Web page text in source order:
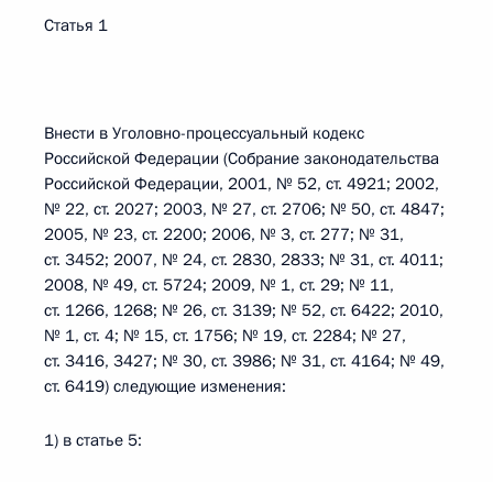
Статья 1
Внести в Уголовно-процессуальный кодекс
Российской Федерации (Собрание законодательства
Российской Федерации, 2001, № 52, ст. 4921; 2002,
№ 22, ст. 2027; 2003, № 27, ст. 2706; № 50, ст. 4847;
2005, № 23, ст. 2200; 2006, № 3, ст. 277; № 31,
ст. 3452; 2007, № 24, ст. 2830, 2833; № 31, ст. 4011;
2008, № 49, ст. 5724; 2009, № 1, ст. 29; № 11,
ст. 1266, 1268; № 26, ст. 3139; № 52, ст. 6422; 2010,
№ 1, ст. 4; № 15, ст. 1756; № 19, ст. 2284; № 27,
ст. 3416, 3427; № 30, ст. 3986; № 31, ст. 4164; № 49,
ст. 6419) следующие изменения:
1) в статье 5: